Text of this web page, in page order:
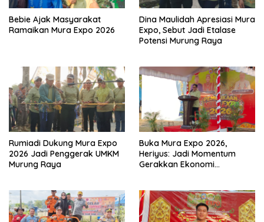
Bebie Ajak Masyarakat
Ramaikan Mura Expo 2026
Dina Maulidah Apresiasi Mura
Expo, Sebut Jadi Etalase
Potensi Murung Raya
Rumiadi Dukung Mura Expo
2026 Jadi Penggerak UMKM
Murung Raya
Buka Mura Expo 2026,
Heriyus: Jadi Momentum
Gerakkan Ekonomi